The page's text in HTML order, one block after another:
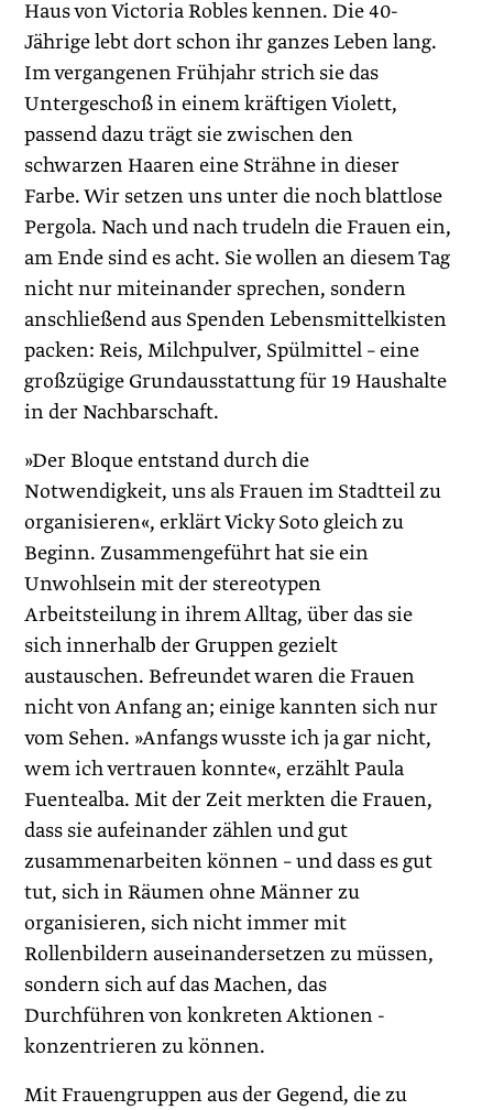
Haus von Victoria Robles kennen. Die 40-
Jährige lebt dort schon ihr ganzes Leben lang.
Im vergangenen Frühjahr strich sie das
Untergeschoß in einem kräftigen Violett,
passend dazu trägt sie zwischen den
schwarzen Haaren eine Strähne in dieser
Farbe. Wir setzen uns unter die noch blattlose
Pergola. Nach und nach trudeln die Frauen ein,
am Ende sind es acht. Sie wollen an diesem Tag
nicht nur miteinander sprechen, sondern
anschließend aus Spenden Lebensmittelkisten
packen: Reis, Milchpulver, Spülmittel – eine
großzügige Grundausstattung für 19 Haushalte
in der Nachbarschaft.
»Der Bloque entstand durch die
Notwendigkeit, uns als Frauen im Stadtteil zu
organisieren«, erklärt Vicky Soto gleich zu
Beginn. Zusammengeführt hat sie ein
Unwohlsein mit der stereotypen
Arbeitsteilung in ihrem Alltag, über das sie
sich innerhalb der Gruppen gezielt
austauschen. Befreundet waren die Frauen
nicht von Anfang an; einige kannten sich nur
vom Sehen. »Anfangs wusste ich ja gar nicht,
wem ich vertrauen konnte«, erzählt Paula
Fuentealba. Mit der Zeit merkten die Frauen,
dass sie aufeinander zählen und gut
zusammenarbeiten können – und dass es gut
tut, sich in Räumen ohne Männer zu
organisieren, sich nicht immer mit
Rollenbildern auseinandersetzen zu müssen,
sondern sich auf das Machen, das
Durchführen von konkreten Aktionen -
konzentrieren zu können.
Mit Frauengruppen aus der Gegend, die zu